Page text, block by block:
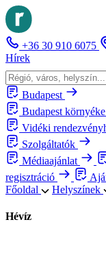
+36 30 910 6075
Hírek
Budapest
Budapest környéke
Vidéki
Szolgáltatók
Médiaajánlat
regisztráció
Főoldal
Helyszínek
Hévíz